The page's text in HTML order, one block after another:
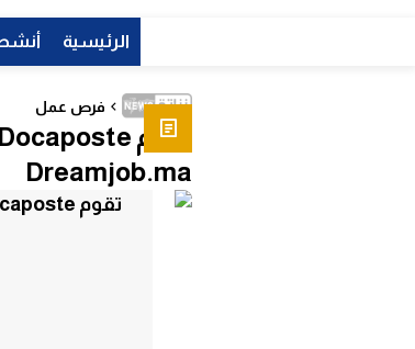
الرئيسية
فرص عمل
Dreamjob.ma